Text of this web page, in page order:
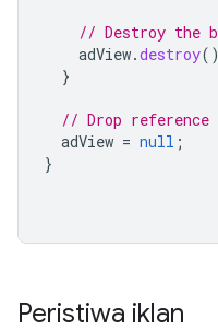
// Destroy the
adView.destroy
}
// Drop reference
adView = null ;
}
Peristiwa iklan